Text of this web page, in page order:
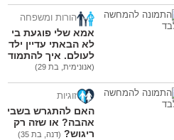
הורות ומשפחה
אמא שלי פוגעת בי כי
לא הבאתי עדיין ילדים
לעולם. איך להתמודד?
(אנונימית, בת 29)
זוגיות
האם להתגרש בשביל
אהבה? או שזה רק
ריגוש? (דנה, בת 35)